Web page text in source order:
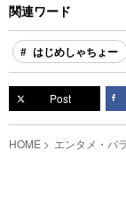
関連ワード
はじめしゃちょー
Post
HOME エンタメ・バ